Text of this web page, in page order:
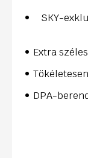
SKY-
Extra
DPA-